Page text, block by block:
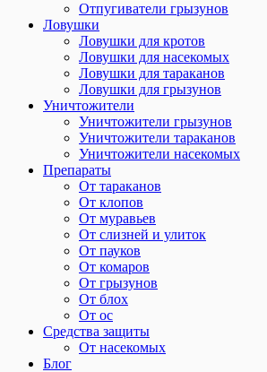
Отпугиватели грызунов
Ловушки
Ловушки для кротов
Ловушки для насекомых
Ловушки для тараканов
Ловушки для грызунов
Уничтожители
Уничтожители грызунов
Уничтожители тараканов
Уничтожители насекомых
Препараты
От тараканов
От клопов
От муравьев
От слизней и улиток
От пауков
От комаров
От грызунов
От блох
От ос
Средства защиты
От насекомых
Блог